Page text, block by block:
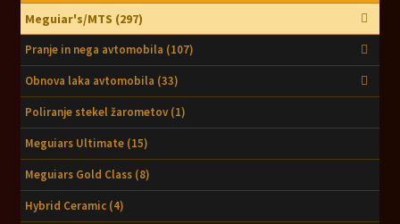
Meguiar's/MTS (297)
Pranje in nega avtomobila (107)
Obnova laka avtomobila (33)
Poliranje stekel žarometov (1)
Meguiars Ultimate (15)
Meguiars Gold Class (8)
Hybrid Ceramic (4)